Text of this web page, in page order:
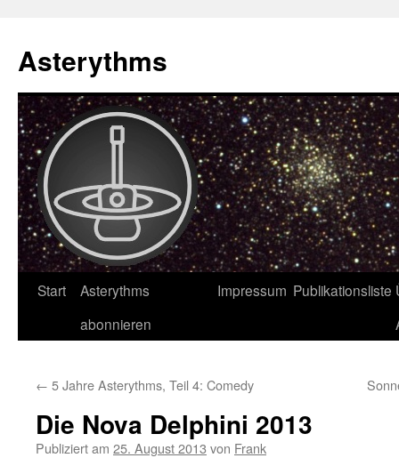
Asterythms
Zum
Start
Asterythms
abonnieren
Impressum Publikationsliste
← 5 Jahre Asterythms, Teil 4: Comedy
Die Nova Delphini 2013
Publiziert am 25. August 2013 von Frank